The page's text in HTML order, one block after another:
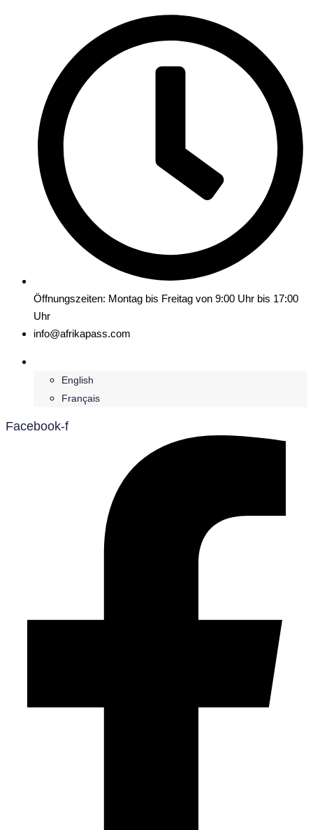
Öffnungszeiten: Montag bis Freitag von 9:00 Uhr bis 17:00
Uhr
info@afrikapass.com
English
Français
Facebook-f